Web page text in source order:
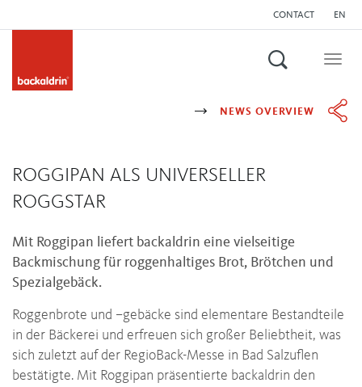
CONTACT EN
Search
NEWS OVERVIEW
ROGGIPAN ALS UNIVERSELLER
ROGGSTAR
Mit Roggipan liefert backaldrin eine vielseitige
Backmischung für roggenhaltiges Brot, Brötchen und
Spezialgebäck.
Roggenbrote und –gebäcke sind elementare Bestandteile
in der Bäckerei und erfreuen sich großer Beliebtheit, was
sich zuletzt auf der RegioBack-Messe in Bad Salzuflen
bestätigte. Mit Roggipan präsentierte backaldrin den